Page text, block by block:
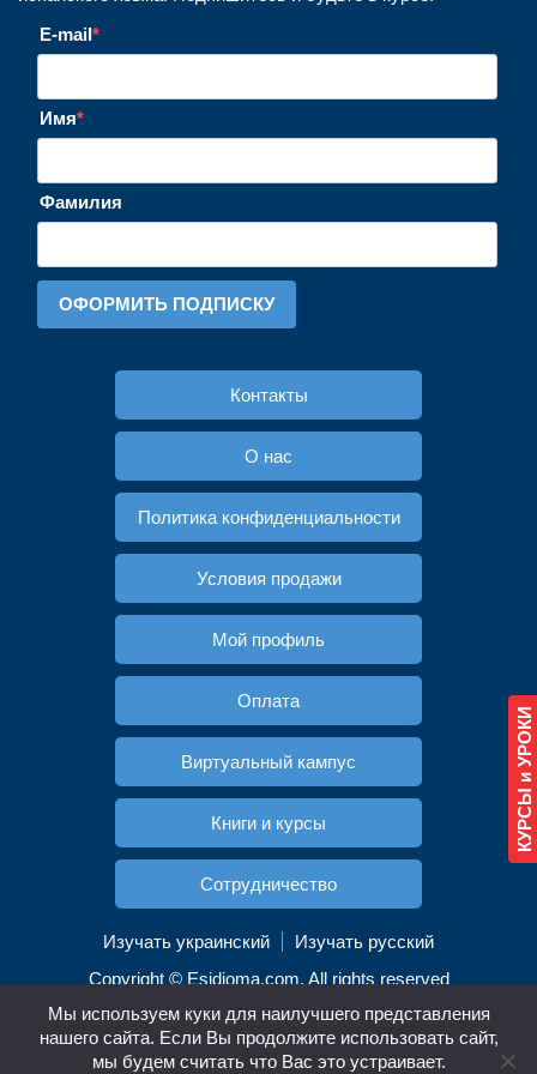
КУРСЫ и УРОКИ
E-mail
Имя
Фамилия
ОФОРМИТЬ ПОДПИСКУ
Контакты
О нас
Политика конфиденциальности
Условия продажи
Мой профиль
Оплата
Виртуальный кампус
Книги и курсы
Cотрудничество
Изучать украинский
Изучать русский
Copyright © Esidioma.com. All rights reserved
Английский Немецкий Русский
Мы используем куки для наилучшего представления
нашего сайта. Если Вы продолжите использовать сайт,
мы будем считать что Вас это устраивает.